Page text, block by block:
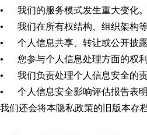
• 我们的服务模式发生重大变化。
• 我们在所有权结构、组织架构等
• 个人信息共享、转让或公开披露
• 您参与个人信息处理方面的权
• 我们负责处理个人信息安全的
• 个人信息安全影响评估报告表明
我们还会将本隐私政策的旧版本存